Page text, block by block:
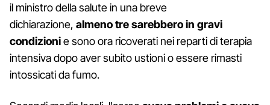
il ministro della salute in una breve
dichiarazione, almeno tre sarebbero in gravi
condizionie sono ora ricoverati nei reparti di terapia
intensiva dopo aver subito ustioni o essere rimasti
intossicati da fumo.